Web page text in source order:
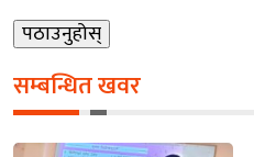
सम्बन्धित खवर